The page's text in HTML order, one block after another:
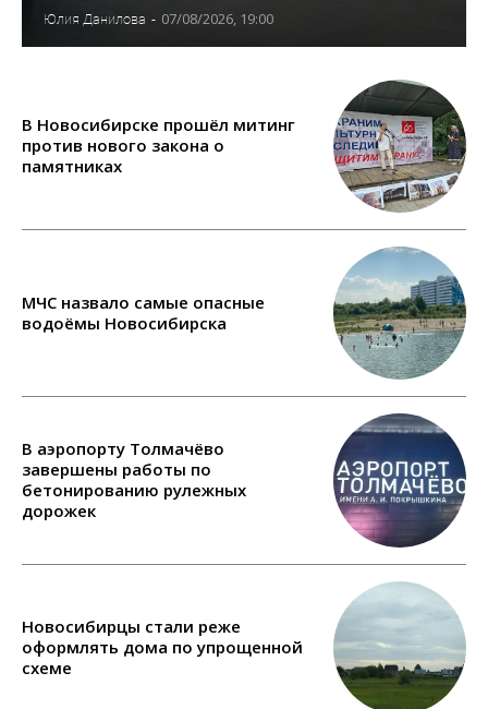
Юлия Данилова - 07/08/2026, 19:00
В Новосибирске прошёл митинг
против нового закона о
памятниках
МЧС назвало самые опасные
водоёмы Новосибирска
В аэропорту Толмачёво
завершены работы по
бетонированию рулежных
дорожек
Новосибирцы стали реже
оформлять дома по упрощенной
схеме